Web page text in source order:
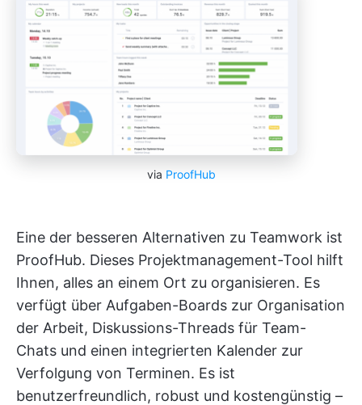
via ProofHub
Eine der besseren Alternativen zu Teamwork ist
ProofHub. Dieses Projektmanagement-Tool hilft
Ihnen, alles an einem Ort zu organisieren. Es
verfügt über Aufgaben-Boards zur Organisation
der Arbeit, Diskussions-Threads für Team-
Chats und einen integrierten Kalender zur
Verfolgung von Terminen. Es ist
benutzerfreundlich, robust und kostengünstig –